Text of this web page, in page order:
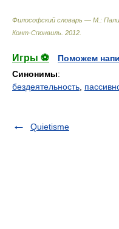
Философский словарь — М.:
Конт-Спонвиль 2012
Игры ⚽
Поможем
Синонимы:
бездеятельность
Quietisme